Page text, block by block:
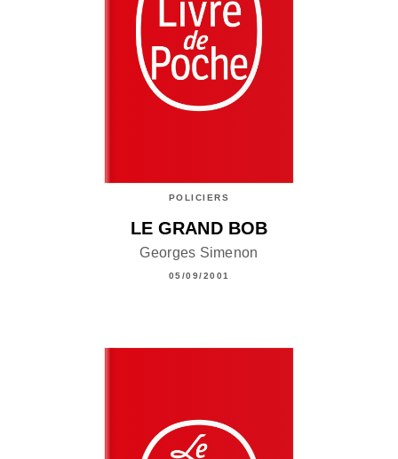
POLICIERS
LE GRAND BOB
Georges Simenon
05/09/2001